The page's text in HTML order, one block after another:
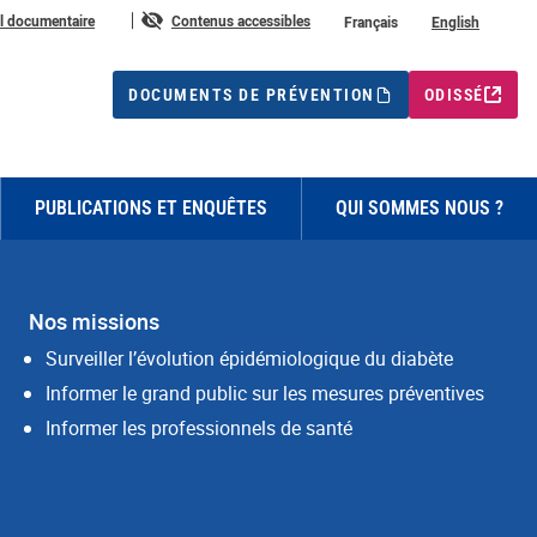
documentaire Contenus accessibles Français English
DOCUMENTS DE PRÉVENTION ODISSÉ
PUBLICATIONS ET ENQUÊTES QUI SOMMES NOUS ?
Nos missions
Surveiller l’évolution épidémiologique du diabète
Informer le grand public sur les mesures préventives
Informer les professionnels de santé